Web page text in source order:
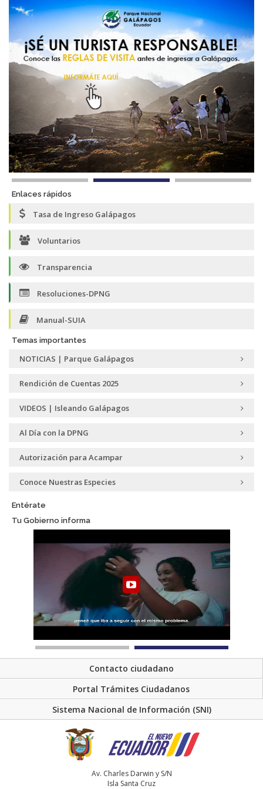
Enlaces rápidos
Tasa de Ingreso Galápagos
Voluntarios
Transparencia
Resoluciones-DPNG
Manual-SUIA
Temas importantes
NOTICIAS | Parque Galápagos
Rendición de Cuentas 2025
VIDEOS | Isleando Galápagos
Al Día con la DPNG
Autorización para Acampar
Conoce Nuestras Especies
Entérate
Tu Gobierno informa
Contacto ciudadano
Portal Trámites Ciudadanos
Sistema Nacional de Información (SNI)
Av. Charles Darwin y S/N
Isla Santa Cruz